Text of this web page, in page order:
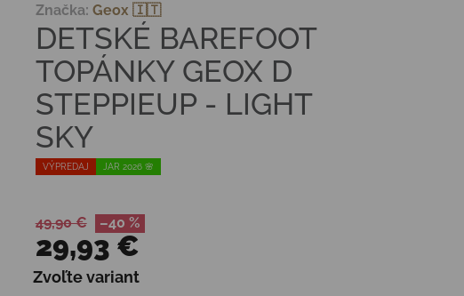
VÝPREDAJ JAR 2026 🌸
DETSKÉ BAREFOOT
TOPÁNKY GEOX D
STEPPIEUP - LIGHT
SKY
Značka: Geox 🇮🇹
49,90 € –40 %
29,93 €
Jednotková cena:
Zvoľte variant